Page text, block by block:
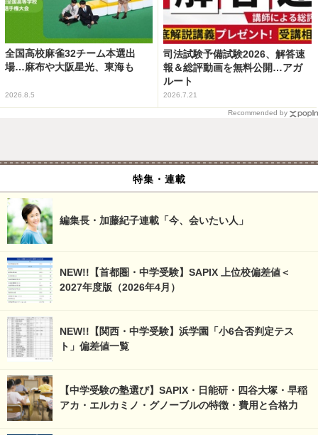
全国高校麻雀32チーム本選出
場…麻布や大阪星光、東海も
2026.8.5
司法試験予備試験2026、解答速
報＆総評動画を無料公開…アガ
ルート
2026.7.21
Recommended by
特集・連載
編集長・加藤紀子連載「今、会いたい人」
NEW!!【首都圏・中学受験】SAPIX 上位校偏差値＜
2027年度版（2026年4月）
NEW!!【関西・中学受験】浜学園「小6合否判定テス
ト」偏差値一覧
【中学受験の塾選び】SAPIX・日能研・四谷大塚・早稲
アカ・エルカミノ・グノーブルの特徴・費用と合格力